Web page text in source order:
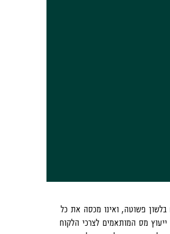
בלשון פשוטה, ואינו מכסה את כל
ייעוץ מס המותאמים לצרכי הלקוח